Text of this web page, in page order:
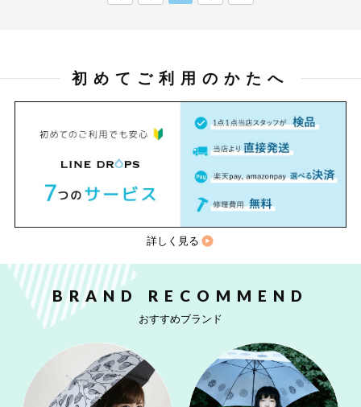
初めてご利用のかたへ
詳しく見る
BRAND RECOMMEND
おすすめブランド